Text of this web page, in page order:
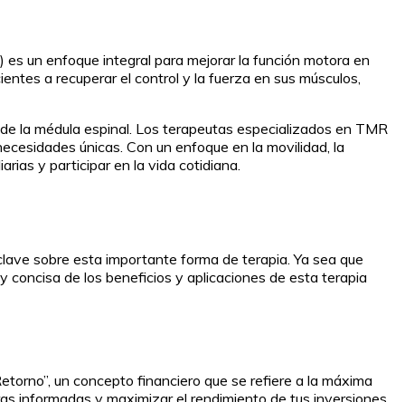
un enfoque integral para mejorar la función motora en
a recuperar el control y la fuerza en sus músculos,
la médula espinal. Los terapeutas especializados en TMR
únicas. Con un enfoque en la movilidad, la
y participar en la vida cotidiana.
sobre esta importante forma de terapia. Ya sea que
concisa de los beneficios y aplicaciones de esta terapia
un concepto financiero que se refiere a la máxima